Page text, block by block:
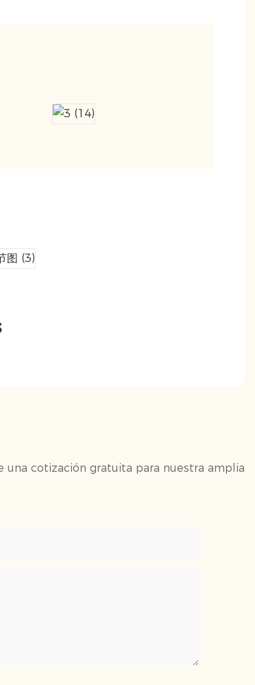
cotización gratuita para nuestra amplia